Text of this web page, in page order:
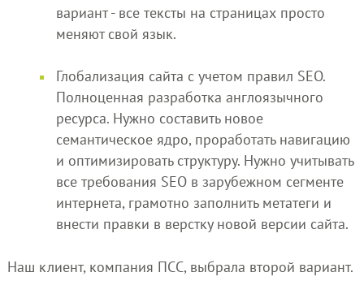
вариант - все тексты на страницах просто
меняют свой язык.
Глобализация сайта с учетом правил SEO.
Полноценная разработка англоязычного
ресурса. Нужно составить новое
семантическое ядро, проработать навигацию
и оптимизировать структуру. Нужно учитывать
все требования SEO в зарубежном сегменте
интернета, грамотно заполнить метатеги и
внести правки в верстку новой версии сайта.
Наш клиент, компания ПСС, выбрала второй вариант.